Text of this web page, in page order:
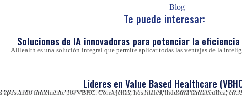
Blog
Te puede interesar:
Soluciones de IA innovadoras para potenciar la
AIHealth es una solución integral que permite aplicar todas las ventajas de la
Líderes en Value Based Healthcare
apostando firmemente por VBHC. Consejerías, hospitales, industria farmacéutica,
en la industria farmacéutica?
realizado por
ello con el objetivo de conocer en qué momento se